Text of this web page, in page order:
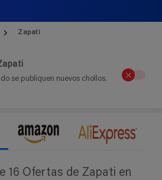
Zapati
se publiquen nuevos chollos.
16 Ofertas de Zapati en